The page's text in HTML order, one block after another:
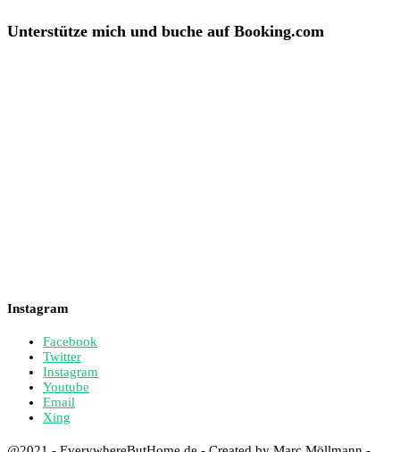
Unterstütze mich und buche auf Booking.com
Instagram
Facebook
Twitter
Instagram
Youtube
Email
Xing